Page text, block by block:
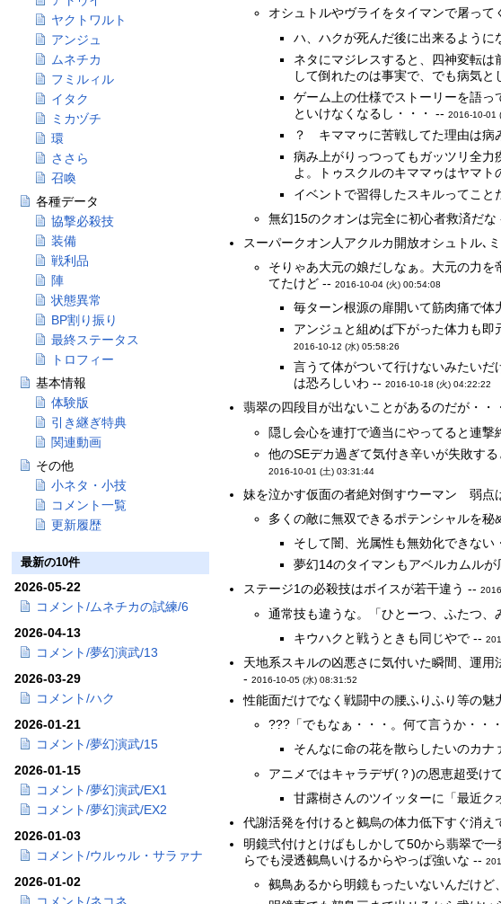
オシュトルやヴライをタイマンで屠っ
ハ、ハクが死んだ後に出来るよう
ネタにマジレスすると、四神変転
して倒れたのは事実で、でも病気
ゲーム上の仕様でストーリーを語
といけなくなるし・・・ --2016-10-01
？ キママゥに苦戦してた理由は病
病み上がりっつってもガッツリ全
よ。トゥスクルのキママゥはヤマ
イベントで習得したスキルってこ
無幻15のクオンは完全に初心者救済だ
スーパークオン人アクルカ開放オシュトル
そりゃあ大元の娘だしなぁ。大元の力
てたけど --2016-10-04 (火) 00:54:08
毎ターン根源の扉開いて筋肉痛で
アンジュと組めば下がった体力も
2016-10-12 (水) 05:58:26
言うて体がついて行けないみたい
は恐ろしいわ --2016-10-18 (火) 04:22:22
翡翠の四段目が出ないことがあるのだが・
隠し会心を連打で適当にやってると連
他のSEデカ過ぎて気付き辛いが失敗す
2016-10-01 (土) 03:31:44
妹を泣かす仮面の者絶対倒すウーマン 弱点
多くの敵に無双できるポテンシャルを
そして闇、光属性も無効化できな
夢幻14のタイマンもアベルカムル
ステージ1の必殺技はボイスが若干違う --
通常技も違うな。「ひとーつ、ふたつ
キウハクと戦うときも同じやで --
天地系スキルの凶悪さに気付いた瞬間、運
-2016-10-05 (水) 08:31:52
性能面だけでなく戦闘中の腰ふりふり等の
???「でもなぁ・・・。何て言うか・・
そんなに命の花を散らしたいのカ
アニメではキャラデザ(？)の恩恵超受
甘露樹さんのツイッターに「最近
代謝活発を付けると鵺烏の体力低下すぐ消
明鏡弐付けとけばもしかして50から翡翠で
らでも浸透鵺鳥いけるからやっぱ強いな --
鵺鳥あるから明鏡もったいないんだけ
ヤクトワルト
アンジュ
ムネチカ
フミルィル
イタク
ミカヅチ
環
ささら
召喚
各種データ
協撃必殺技
装備
戦利品
陣
状態異常
BP割り振り
最終ステータス
トロフィー
基本情報
体験版
引き継ぎ特典
関連動画
その他
小ネタ・小技
コメント一覧
更新履歴
最新の10件
2026-05-22
コメント/ムネチカの試練/6
2026-04-13
コメント/夢幻演武/13
2026-03-29
コメント/ハク
2026-01-21
コメント/夢幻演武/15
2026-01-15
コメント/夢幻演武/EX1
コメント/夢幻演武/EX2
2026-01-03
コメント/ウルゥル・サラァナ
2026-01-02